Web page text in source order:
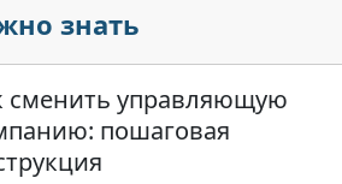
знать
сменить управляющую
пошаговая